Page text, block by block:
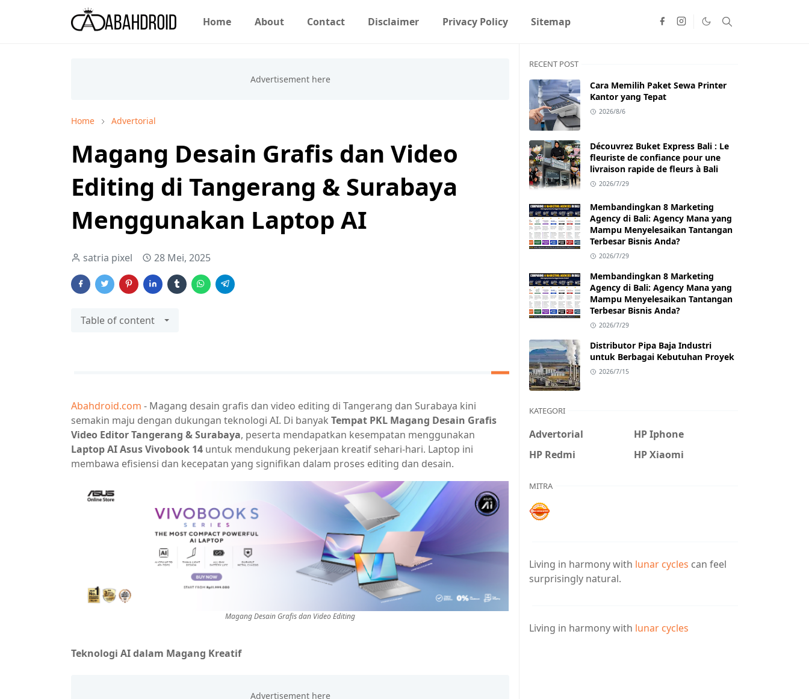
Home About Contact Disclaimer Privacy Policy Sitemap
Home Advertorial
Magang Desain Grafis dan Video
Editing di Tangerang & Surabaya
Menggunakan Laptop AI
satria pixel 28 Mei, 2025
Table of content
Abahdroid.com - Magang desain grafis dan video editing di Tangerang dan Surabaya kini
semakin maju dengan dukungan teknologi AI. Di banyak Tempat PKL Magang Desain Grafis
Video Editor Tangerang & Surabaya, peserta mendapatkan kesempatan menggunakan
Laptop AI Asus Vivobook 14 untuk mendukung pekerjaan kreatif sehari-hari. Laptop ini
membawa efisiensi dan kecepatan yang signifikan dalam proses editing dan desain.
Magang Desain Grafis dan Video Editing
Teknologi AI dalam Magang Kreatif
RECENT POST
Cara Memilih Paket Sewa Printer
Kantor yang Tepat
2026/8/6
Découvrez Buket Express Bali : Le
fleuriste de confiance pour une
livraison rapide de fleurs à Bali
2026/7/29
Membandingkan 8 Marketing
Agency di Bali: Agency Mana yang
Mampu Menyelesaikan Tantangan
Terbesar Bisnis Anda?
2026/7/29
Membandingkan 8 Marketing
Agency di Bali: Agency Mana yang
Mampu Menyelesaikan Tantangan
Terbesar Bisnis Anda?
2026/7/29
Distributor Pipa Baja Industri
untuk Berbagai Kebutuhan Proyek
2026/7/15
KATEGORI
Advertorial
HP Iphone
HP Redmi
HP Xiaomi
MITRA
Living in harmony with lunar cycles can feel
surprisingly natural.
Living in harmony with lunar cycles